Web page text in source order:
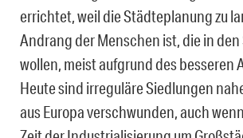
errichtet, weil die Städteplanung zu
Andrang der Menschen ist, die in
wollen, meist aufgrund des besseren
Heute sind irreguläre Siedlungen
aus Europa verschwunden, auch